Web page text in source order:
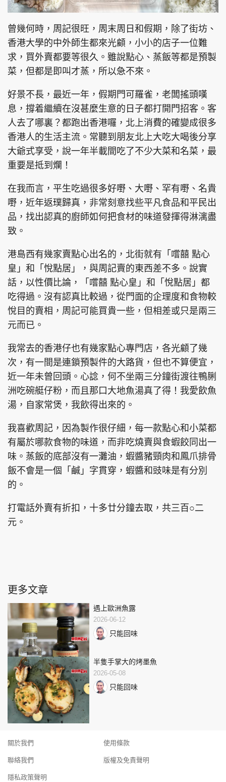
Copyright © 東周網 版權所有 . 不得轉載
©Eastweek.com.hk. All rights reserved.
曾幾何時，周記很旺，周末周日和假期，除了街坊、
香港大學的中外師生都來光顧，小小的店子一位難
求，買外賣都要等很久。雖說點心、蒸飯等都是預製
菜，但都是即叫才蒸，所以急不來。
好景不長，最近一年，假期門可羅雀，老闆搖頭嘆
息，撐着繼續在沒甚麼生意的日子都打開門招客。客
人去了哪裏？都跑出香港囉，北上消費的確變成很多
香港人的生活主流。常聽到朋友北上大吃大喝後分享
大爺式享受，說一年半載間吃了不少大菜和名菜，最
重要是抵到爛！
在我而言，平生吃過很多好嘢、大嘢、罕有嘢、名貴
嘢，近年返璞歸真，非常刻意找些平凡食品和平民出
品，找出認真的廚師如何把食材的味道發揮得淋漓盡
致。
港島西有幾家賣點心出名的，北街就有「嚐囍 點心
皇」和「悅點居」，與周記賣的東西差不多。說實
話，以性價比論，「嚐囍 點心皇」和「悅點居」都
吃得過。沒有認真比較過，從門面的企理度和食物較
悅目的賣相，周記可能買貴一些，但相差或只是兩三
元而已。
我常去的香港仔也有幾家點心專門店，各光顧了幾
次，有一間是連鎖預製件的大路貨，但也不算便宜，
近一年未曾回頭。心諗，何不坐兩三分鐘街渡往鴨脷
洲吃碗艇仔粉，而且那口大地魚湯真了得！我愛飲魚
湯，自家常煲，我飲得出來的。
我喜歡周記，因為製作很仔細，每一款點心和小菜都
有屬於哪款食物的味道，而非吃燒賣與食蝦餃同出一
味。蒸飯的底部沒有一灘油，蝦醬豬頸肉和鳳爪排骨
飯不會是一個「鹹」字貫穿，蝦醬和豉味是有分別
的。
打電話外賣有折扣，十多廿分鐘去取，共三百○二
元。
更多文章
遇上歐洲魚露
2026-06-12
只能回味
半隻手掌大的烤墨魚
2026-05-08
只能回味
關於我們
聯絡我們
隱私政策聲明
使用條款
版權及免責聲明